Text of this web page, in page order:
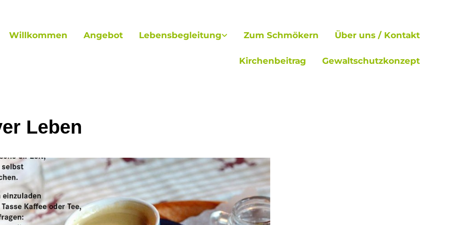
Willkommen Angebot Lebensbegleitung Zum Schmökern Über uns / Kontakt
Kirchenbeitrag Gewaltschutzkonzept
Leben